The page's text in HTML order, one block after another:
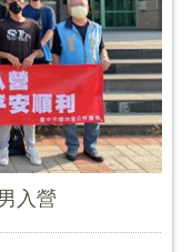
入營